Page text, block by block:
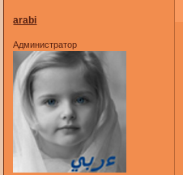
arabi
Администратор